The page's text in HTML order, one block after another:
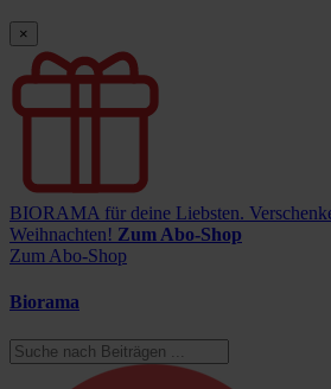
×
BIORAMA für deine Liebsten.
Weihnachten! Zum Abo-Shop
Zum Abo-Shop
Biorama